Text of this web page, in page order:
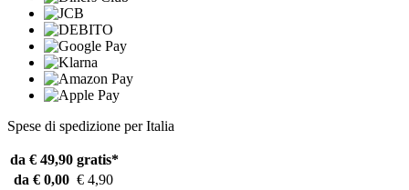
Spese di spedizione per Italia
da € 49,90 gratis*
da € 0,00 € 4,90